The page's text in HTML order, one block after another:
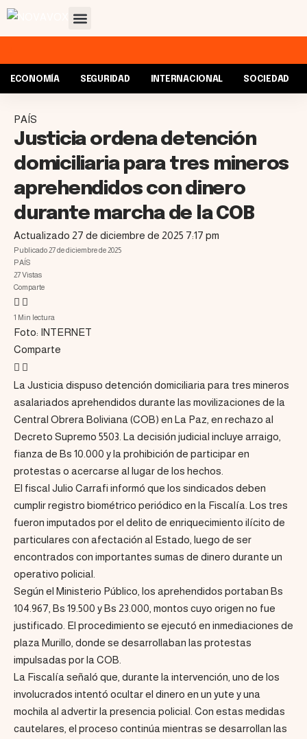
ECONOMÍA SEGURIDAD INTERNACIONAL SOCIEDAD
PAÍS
Justicia ordena detención
domiciliaria para tres mineros
aprehendidos con dinero
durante marcha de la COB
Actualizado 27 de diciembre de 2025 7:17 pm
Publicado 27 de diciembre de 2025
PAÍS
27 Vistas
Comparte
1 Min lectura
Foto: INTERNET
Comparte
La Justicia dispuso detención domiciliaria para tres mineros
asalariados aprehendidos durante las movilizaciones de la
Central Obrera Boliviana (COB) en La Paz, en rechazo al
Decreto Supremo 5503. La decisión judicial incluye arraigo,
fianza de Bs 10.000 y la prohibición de participar en
protestas o acercarse al lugar de los hechos.
El fiscal Julio Carrafi informó que los sindicados deben
cumplir registro biométrico periódico en la Fiscalía. Los tres
fueron imputados por el delito de enriquecimiento ilícito de
particulares con afectación al Estado, luego de ser
encontrados con importantes sumas de dinero durante un
operativo policial.
Según el Ministerio Público, los aprehendidos portaban Bs
104.967, Bs 19.500 y Bs 23.000, montos cuyo origen no fue
justificado. El procedimiento se ejecutó en inmediaciones de
plaza Murillo, donde se desarrollaban las protestas
impulsadas por la COB.
La Fiscalía señaló que, durante la intervención, uno de los
involucrados intentó ocultar el dinero en un yute y una
mochila al advertir la presencia policial. Con estas medidas
cautelares, el proceso continúa mientras se desarrollan las